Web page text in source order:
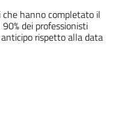
hanno completato il
dei professionisti
rispetto alla data